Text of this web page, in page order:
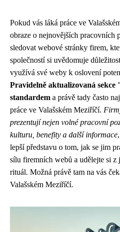
Pokud vás láká práce ve
obraze o nejnovějších pracovních
sledovat webové stránky firem,
společností si uvědomuje
využívá své weby k oslovení
Pravidelně aktualizovaná
standardem a právě tady často
práce ve Valašském Meziříčí.
prezentují nejen volné pracovní
kulturu, benefity a další informace
lepší představu o tom, jak se jim
sílu firemních webů a udělejte si
rituál. Možná právě tam na vás
Valašském Meziříčí.